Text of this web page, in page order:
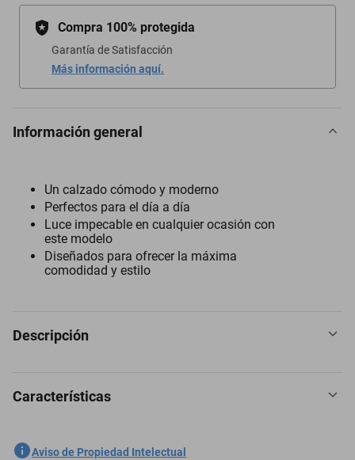
Compra 100% protegida
Garantía de Satisfacción
Más información aquí.
Información general
Un calzado cómodo y moderno
Perfectos para el día a día
Luce impecable en cualquier ocasión con
este modelo
Diseñados para ofrecer la máxima
comodidad y estilo
Descripción
Modelo 4852 corte piel forro sintético suela sintética.
Características
SKU
Aviso de Propiedad Intelectual